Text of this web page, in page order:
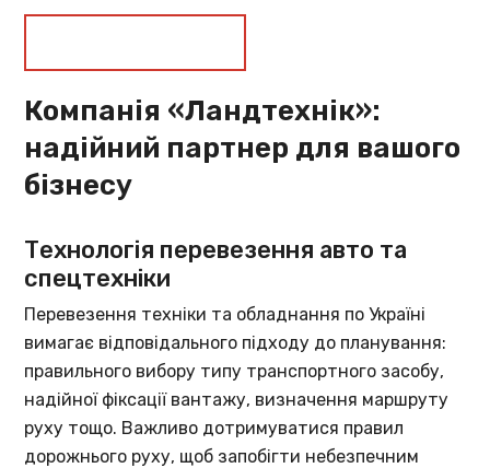
Компанія «Ландтехнік»:
надійний партнер для вашого
бізнесу
Технологія перевезення авто та
спецтехніки
Перевезення техніки та обладнання по Україні
вимагає відповідального підходу до планування:
правильного вибору типу транспортного засобу,
надійної фіксації вантажу, визначення маршруту
руху тощо. Важливо дотримуватися правил
дорожнього руху, щоб запобігти небезпечним